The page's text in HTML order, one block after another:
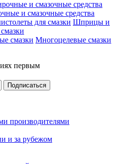
и смазочные средства
Шприцы и
Многоцелевые смазки
первым
производителями
и за рубежом